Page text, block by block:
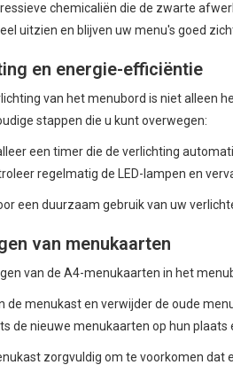
chemicaliën die de zwarte
uitzien en blijven uw menu's goed
en energie-efficiëntie
van het menubord is niet alleen
stappen die u kunt overwegen:
een timer die de verlichting
regelmatig de LED-lampen en
een duurzaam gebruik van uw
van menukaarten
van de A4-menukaarten in het
de menukast en verwijder de oude
de nieuwe menukaarten op hun
zorgvuldig om te voorkomen dat